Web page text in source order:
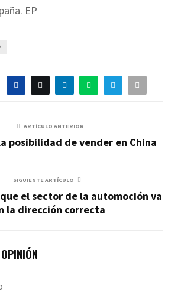
EP
ARTÍCULO ANTERIOR
posibilidad de vender en China
SIGUIENTE ARTÍCULO
el sector de la automoción va
la dirección correcta